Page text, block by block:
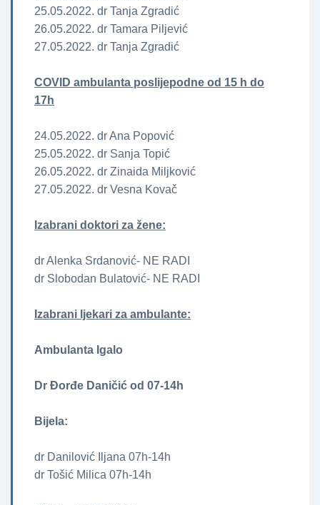
25.05.2022. dr Tanja Zgradić
26.05.2022. dr Tamara Piljević
27.05.2022. dr Tanja Zgradić
COVID ambulanta poslijepodne od 15 h do
17h
24.05.2022. dr Ana Popović
25.05.2022. dr Sanja Topić
26.05.2022. dr Zinaida Miljković
27.05.2022. dr Vesna Kovač
Izabrani doktori za žene­­:
dr Alenka Srdanović- NE RADI
dr Slobodan Bulatović- NE RADI
Izabrani ljekari za ambulante:
Ambulanta Igalo
Dr Đorđe Daničić od 07-14h
Bijela:
dr Danilović Iljana 07h-14h
dr Tošić Milica 07h-14h